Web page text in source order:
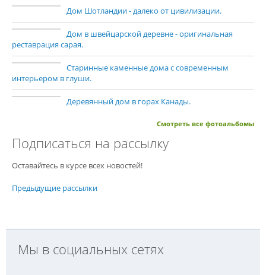
Дом Шотландии - далеко от цивилизации.
Дом в швейцарской деревне - оригинальная
реставрация сарая.
Старинные каменные дома с современным
интерьером в глуши.
Деревянный дом в горах Канады.
Смотреть все фотоальбомы
Подписаться на рассылку
Оставайтесь в курсе всех новостей!
Предыдущие рассылки
Мы в социальных сетях